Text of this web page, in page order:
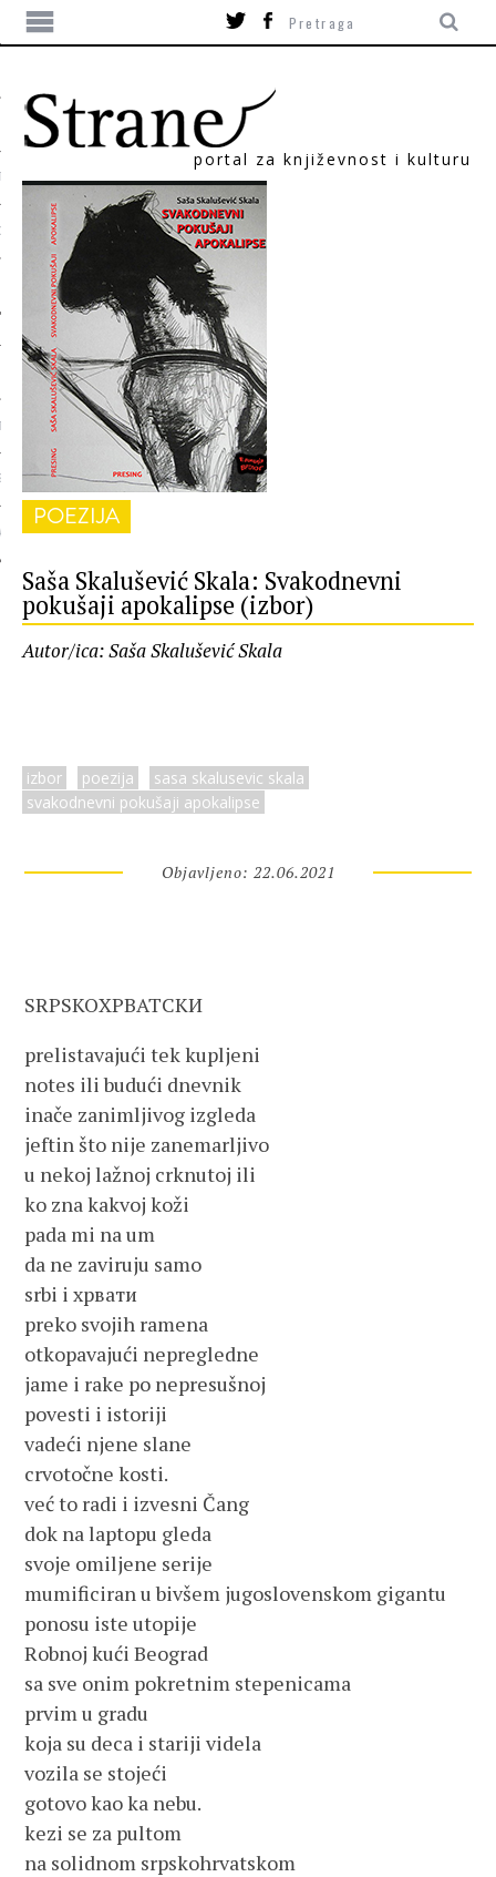
portal za književnost i kulturu
POEZIJA
Saša Skalušević Skala: Svakodnevni
pokušaji apokalipse (izbor)
Autor/ica: Saša Skalušević Skala
izbor poezija
sasa skalusevic skala
svakodnevni pokušaji apokalipse
Objavljeno: 22.06.2021
SRPSKOХРВАТСКИ
prelistavajući tek kupljeni
notes ili budući dnevnik
inače zanimljivog izgleda
jeftin što nije zanemarljivo
u nekoj lažnoj crknutoj ili
ko zna kakvoj koži
pada mi na um
da ne zaviruju samo
srbi i хрвати
preko svojih ramena
otkopavajući nepregledne
jame i rake po nepresušnoj
povesti i istoriji
vadeći njene slane
crvotočne kosti.
već to radi i izvesni Čang
dok na laptopu gleda
svoje omiljene serije
mumificiran u bivšem jugoslovenskom gigantu
ponosu iste utopije
Robnoj kući Beograd
sa sve onim pokretnim stepenicama
prvim u gradu
koja su deca i stariji videla
vozila se stojeći
gotovo kao ka nebu.
kezi se za pultom
na solidnom srpskohrvatskom